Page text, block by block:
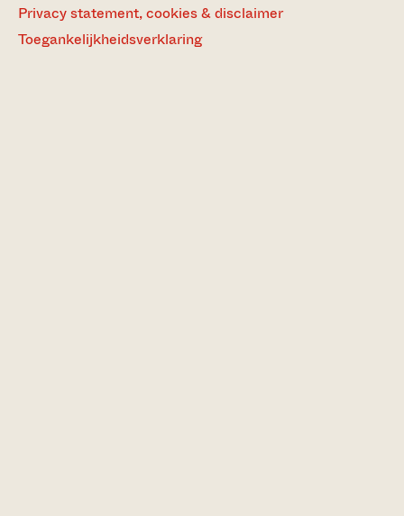
Privacy statement, cookies & disclaimer
Toegankelijkheidsverklaring